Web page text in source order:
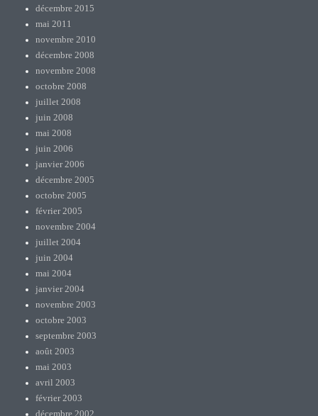
décembre 2015
mai 2011
novembre 2010
décembre 2008
novembre 2008
octobre 2008
juillet 2008
juin 2008
mai 2008
juin 2006
janvier 2006
décembre 2005
octobre 2005
février 2005
novembre 2004
juillet 2004
juin 2004
mai 2004
janvier 2004
novembre 2003
octobre 2003
septembre 2003
août 2003
mai 2003
avril 2003
février 2003
décembre 2002